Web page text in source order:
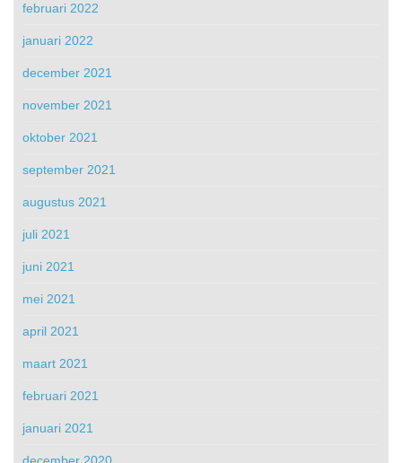
februari 2022
januari 2022
december 2021
november 2021
oktober 2021
september 2021
augustus 2021
juli 2021
juni 2021
mei 2021
april 2021
maart 2021
februari 2021
januari 2021